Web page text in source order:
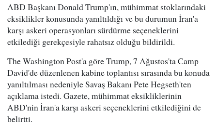
ABD Başkanı Donald Trump'ın, mühimmat stoklarındaki
eksiklikler konusunda yanıltıldığı ve bu durumun İran'a
karşı askeri operasyonları sürdürme seçeneklerini
etkilediği gerekçesiyle rahatsız olduğu bildirildi.
The Washington Post'a göre Trump, 7 Ağustos'ta Camp
David'de düzenlenen kabine toplantısı sırasında bu konuda
yanıltılması nedeniyle Savaş Bakanı Pete Hegseth'ten
açıklama istedi. Gazete, mühimmat eksikliklerinin
ABD'nin İran'a karşı askeri seçeneklerini etkilediğini de
belirtti.